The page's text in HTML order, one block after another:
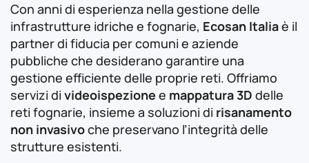
Con anni di esperienza nella gestione delle
infrastrutture idriche e fognarie, Ecosan Italiaè il
partner di fiducia per comuni e aziende
pubbliche che desiderano garantire una
gestione efficiente delle proprie reti. Offriamo
servizi di videoispezione e mappatura 3D delle
reti fognarie, insieme a soluzioni di risanamento
non invasivoche preservano l’integrità delle
strutture esistenti.